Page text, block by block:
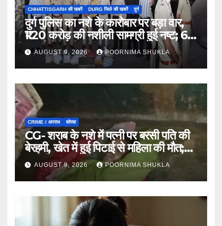
CHHATTISGARH की खबरें DURG जिले की खबरें दुर्ग
दुर्ग पुलिस का नशे के कारोबार पर बड़ा वार,
₹1.20 करोड़ की नशीली सामग्री हुई नष्ट; 66
मामलों में जब्ती…
AUGUST 9, 2026 POORNIMA SHUKLA
CRIME / अपराध कोरबा
CG- शराब के नशे में पत्नी पर बरसी पति की
बेरहमी, खेत में हुई पिटाई से महिला की मौत;
आरोपी फरार…
AUGUST 9, 2026 POORNIMA SHUKLA